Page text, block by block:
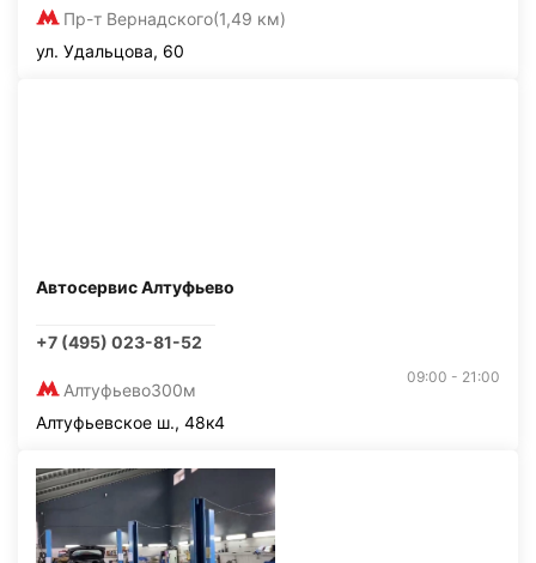
Пр-т Вернадского(1,49 км)
ул. Удальцова, 60
Автосервис Алтуфьево
+7 (495) 023-81-52
Алтуфьево300м
09:00 - 21:00
Алтуфьевское ш., 48к4